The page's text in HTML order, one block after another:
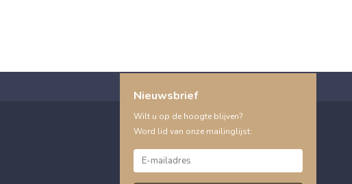
Nieuwsbrief
Wilt u op de hoogte blijven?
Word lid van onze mailinglijst: